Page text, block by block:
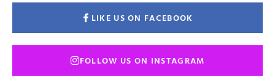
LIKE US ON FACEBOOK
FOLLOW US ON INSTAGRAM